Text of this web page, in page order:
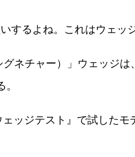
するよね。これはウェッ
ネチャー）」ウェッジ
ッジテスト』で試した